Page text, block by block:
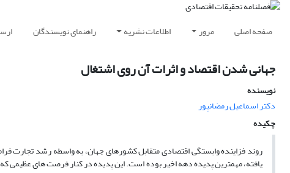
صفحه اصلی مرور اطلاعات نشریه راهنمای نویسندگان
جهانی شدن اقتصاد و اثرات آن روی اشتغال
نویسنده
دکتر اسماعیل رمضانپور
چکیده
روند فزاینده وابستگی اقتصادی متقابل کشورهای جهان، به واسطه رشد تجارت
یافته، مهمترین پدیده دهه اخیر بوده است. این پدیده در کنار فرصت های عظیمی